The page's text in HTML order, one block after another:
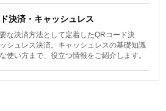
決済・キャッシュレス
な決済方法として定着したQRコード決
シュレス決済。キャッシュレスの基礎知識
使い方まで、役立つ情報をご紹介します。